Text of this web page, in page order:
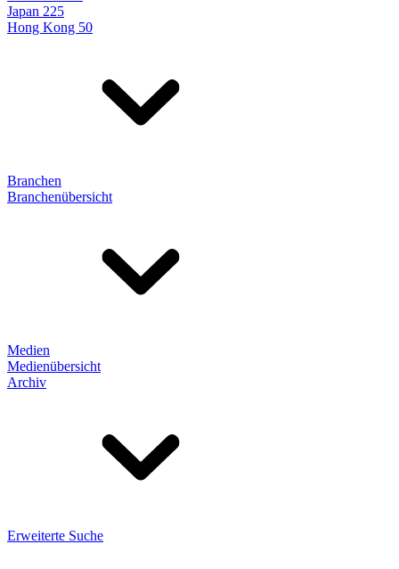
Japan 225
Hong Kong 50
Branchen
Branchenübersicht
Medien
Medienübersicht
Archiv
Erweiterte Suche